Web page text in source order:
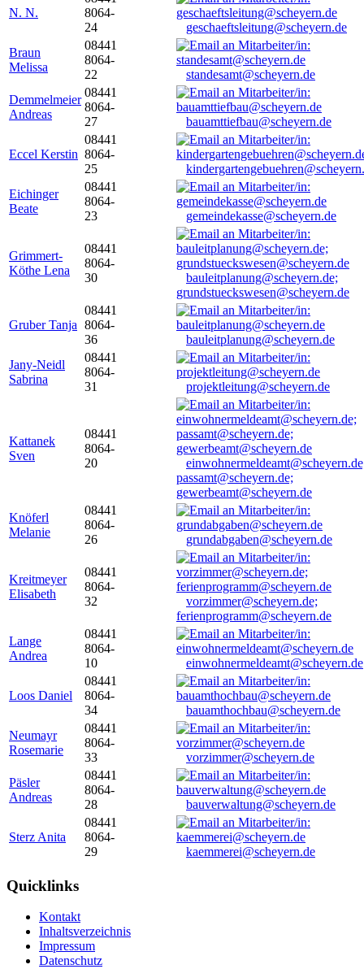
N. N.
8064-
24
geschaeftsleitung@scheyern.de
Braun
Melissa
08441
8064-
22
standesamt@scheyern.de
Demmelmeier
Andreas
08441
8064-
27
bauamttiefbau@scheyern.de
Eccel Kerstin
08441
8064-
25
Eichinger
Beate
08441
8064-
23
gemeindekasse@scheyern.de
Grimmert-
Köthe Lena
08441
8064-
30
bauleitplanung@scheyern.de;
grundstueckswesen@scheyern.de
Gruber Tanja
08441
8064-
36
bauleitplanung@scheyern.de
Jany-Neidl
Sabrina
08441
8064-
31
projektleitung@scheyern.de
Kattanek
Sven
08441
8064-
20
passamt@scheyern.de;
gewerbeamt@scheyern.de
Knöferl
Melanie
08441
8064-
26
grundabgaben@scheyern.de
Kreitmeyer
Elisabeth
08441
8064-
32
vorzimmer@scheyern.de;
ferienprogramm@scheyern.de
Lange
Andrea
08441
8064-
10
einwohnermeldeamt@scheyern.de
Loos Daniel
08441
8064-
34
bauamthochbau@scheyern.de
Neumayr
Rosemarie
08441
8064-
33
vorzimmer@scheyern.de
Päsler
Andreas
08441
8064-
28
bauverwaltung@scheyern.de
Sterz Anita
08441
8064-
29
kaemmerei@scheyern.de
Quicklinks
Kontakt
Inhaltsverzeichnis
Impressum
Datenschutz